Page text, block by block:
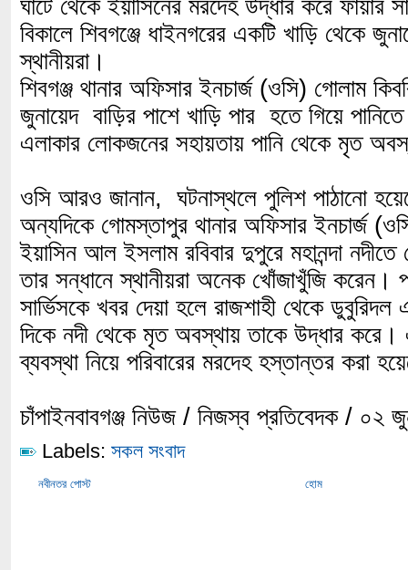
ঘাটে থেকে ইয়াসিনের মরদেহ উদ্ধার করে ফায়ার
বিকালে শিবগঞ্জে ধাইনগরের একটি খাড়ি থেকে
স্থানীয়রা।
শিবগঞ্জ থানার অফিসার ইনচার্জ (ওসি) গোলাম
জুনায়েদ বাড়ির পাশে খাড়ি পার হতে গিয়ে
এলাকার লোকজনের সহায়তায় পানি থেকে মৃত
ওসি আরও জানান, ঘটনাস্থলে পুলিশ পাঠানো
অন্যদিকে গোমস্তাপুর থানার অফিসার ইনচার্জ
ইয়াসিন আল ইসলাম রবিবার দুপুরে মহানন্দা
তার সন্ধানে স্থানীয়রা অনেক খোঁজাখুঁজি করেন।
সার্ভিসকে খবর দেয়া হলে রাজশাহী থেকে
দিকে নদী থেকে মৃত অবস্থায় তাকে উদ্ধার
ব্যবস্থা নিয়ে পরিবারের মরদেহ হস্তান্তর করা
চাঁপাইনবাবগঞ্জ নিউজ / নিজস্ব প্রতিবেদক / ০২
Labels: সকল সংবাদ
নবীনতর পোস্ট হোম